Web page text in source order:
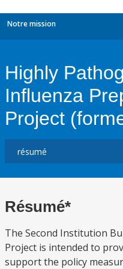
Notre mission
Highly
Influenza
Project
Résumé*
The Second Institution
Project is intended to
support the policy